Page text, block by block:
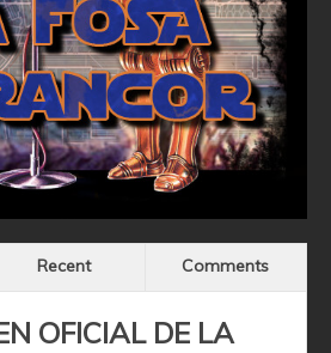
Recent Comments
OFICIAL DE LA